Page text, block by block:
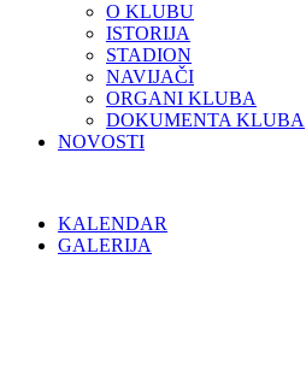
O KLUBU
ISTORIJA
STADION
NAVIJAČI
ORGANI KLUBA
DOKUMENTA KLUBA
NOVOSTI
KALENDAR
GALERIJA